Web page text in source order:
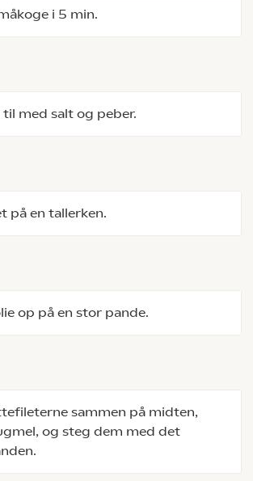
i 5 min.
til med salt og peber.
på en tallerken.
op på en stor pande.
sammen på midten,
og steg dem med det